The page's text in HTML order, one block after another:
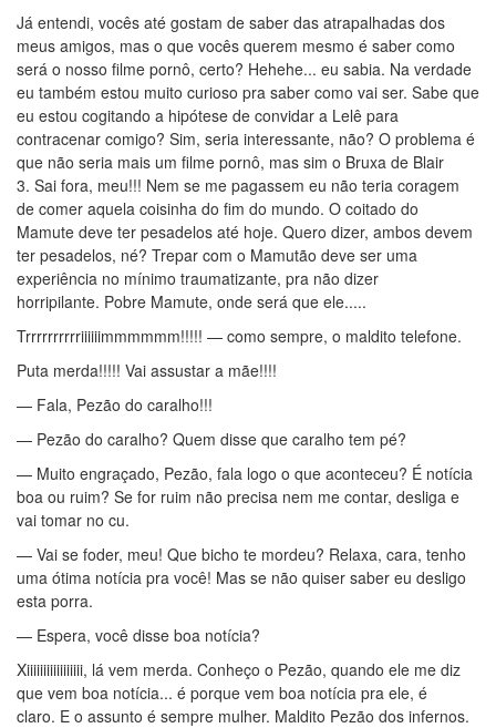
Já entendi, vocês até gostam de saber das atrapalhadas dos
meus amigos, mas o que vocês querem mesmo é saber como
será o nosso filme pornô, certo? Hehehe... eu sabia. Na verdade
eu também estou muito curioso pra saber como vai ser. Sabe que
eu estou cogitando a hipótese de convidar a Lelê para
contracenar comigo? Sim, seria interessante, não? O problema é
que não seria mais um filme pornô, mas sim o Bruxa de Blair
3. Sai fora, meu!!! Nem se me pagassem eu não teria coragem
de comer aquela coisinha do fim do mundo. O coitado do
Mamute deve ter pesadelos até hoje. Quero dizer, ambos devem
ter pesadelos, né? Trepar com o Mamutão deve ser uma
experiência no mínimo traumatizante, pra não dizer
horripilante. Pobre Mamute, onde será que ele.....
Trrrrrrrrrriiiiiimmmmmm!!!!! — como sempre, o maldito telefone.
Puta merda!!!!! Vai assustar a mãe!!!!
— Fala, Pezão do caralho!!!
— Pezão do caralho? Quem disse que caralho tem pé?
— Muito engraçado, Pezão, fala logo o que aconteceu? É notícia
boa ou ruim? Se for ruim não precisa nem me contar, desliga e
vai tomar no cu.
— Vai se foder, meu! Que bicho te mordeu? Relaxa, cara, tenho
uma ótima notícia pra você! Mas se não quiser saber eu desligo
esta porra.
— Espera, você disse boa notícia?
Xiiiiiiiiiiiiiiiii, lá vem merda. Conheço o Pezão, quando ele me diz
que vem boa notícia... é porque vem boa notícia pra ele, é
claro. E o assunto é sempre mulher. Maldito Pezão dos infernos.